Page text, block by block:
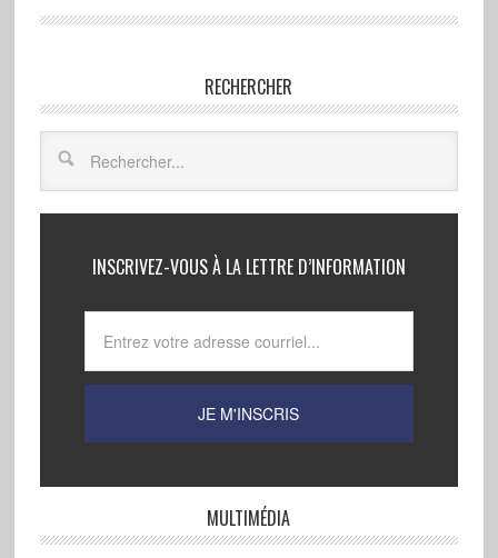
RECHERCHER
INSCRIVEZ-VOUS À LA LETTRE D’INFORMATION
MULTIMÉDIA